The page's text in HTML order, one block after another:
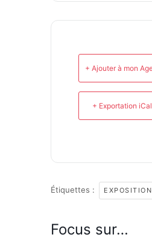
+ Ajouter à mon
+ Exportation
Étiquettes :
Focus sur…